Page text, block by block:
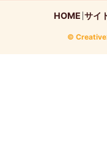
HOME サイ
©